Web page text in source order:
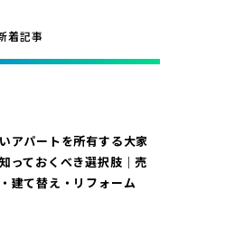
着記事
アパートを所有する大家
っておくべき選択肢｜売
建て替え・リフォーム